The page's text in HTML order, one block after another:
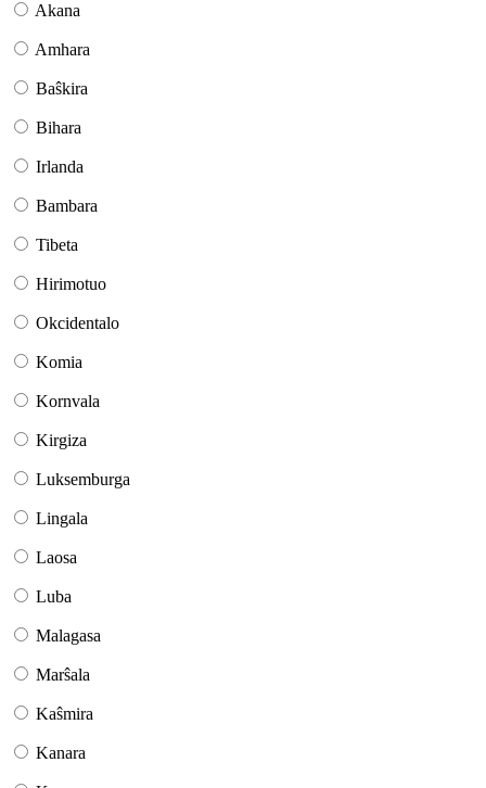
Akana
Amhara
Baŝkira
Bihara
Irlanda
Bambara
Tibeta
Hirimotuo
Okcidentalo
Komia
Kornvala
Kirgiza
Luksemburga
Lingala
Laosa
Luba
Malagasa
Marŝala
Kaŝmira
Kanara